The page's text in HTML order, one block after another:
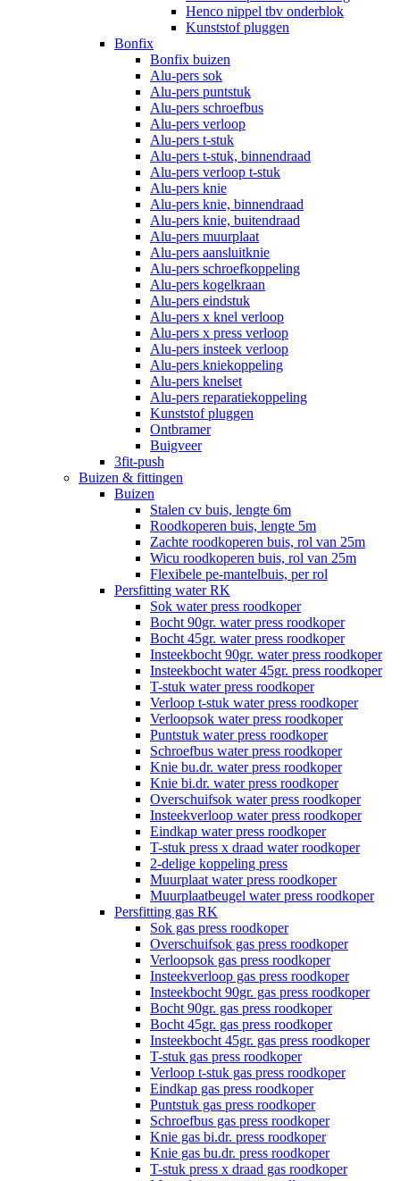
Henco nippel tbv onderblok
Kunststof pluggen
Bonfix
Bonfix buizen
Alu-pers sok
Alu-pers puntstuk
Alu-pers schroefbus
Alu-pers verloop
Alu-pers t-stuk
Alu-pers t-stuk, binnendraad
Alu-pers verloop t-stuk
Alu-pers knie
Alu-pers knie, binnendraad
Alu-pers knie, buitendraad
Alu-pers muurplaat
Alu-pers aansluitknie
Alu-pers schroefkoppeling
Alu-pers kogelkraan
Alu-pers eindstuk
Alu-pers x knel verloop
Alu-pers x press verloop
Alu-pers insteek verloop
Alu-pers kniekoppeling
Alu-pers knelset
Alu-pers reparatiekoppeling
Kunststof pluggen
Ontbramer
Buigveer
3fit-push
Buizen & fittingen
Buizen
Stalen cv buis, lengte 6m
Roodkoperen buis, lengte 5m
Zachte roodkoperen buis, rol van 25m
Wicu roodkoperen buis, rol van 25m
Flexibele pe-mantelbuis, per rol
Persfitting water RK
Sok water press roodkoper
Bocht 90gr. water press roodkoper
Bocht 45gr. water press roodkoper
Insteekbocht 90gr. water press roodkoper
Insteekbocht water 45gr. press roodkoper
T-stuk water press roodkoper
Verloop t-stuk water press roodkoper
Verloopsok water press roodkoper
Puntstuk water press roodkoper
Schroefbus water press roodkoper
Knie bu.dr. water press roodkoper
Knie bi.dr. water press roodkoper
Overschuifsok water press roodkoper
Insteekverloop water press roodkoper
Eindkap water press roodkoper
T-stuk press x draad water roodkoper
2-delige koppeling press
Muurplaat water press roodkoper
Muurplaatbeugel water press roodkoper
Persfitting gas RK
Sok gas press roodkoper
Overschuifsok gas press roodkoper
Verloopsok gas press roodkoper
Insteekverloop gas press roodkoper
Insteekbocht 90gr. gas press roodkoper
Bocht 90gr. gas press roodkoper
Bocht 45gr. gas press roodkoper
Insteekbocht 45gr. gas press roodkoper
T-stuk gas press roodkoper
Verloop t-stuk gas press roodkoper
Eindkap gas press roodkoper
Puntstuk gas press roodkoper
Schroefbus gas press roodkoper
Knie gas bi.dr. press roodkoper
Knie gas bu.dr. press roodkoper
T-stuk press x draad gas roodkoper